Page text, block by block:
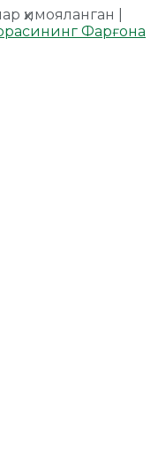
ҳимояланган |
Фарғона